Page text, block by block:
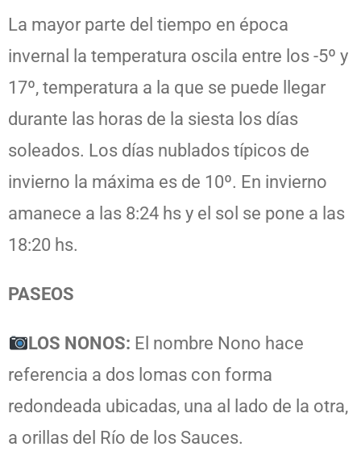
La mayor parte del tiempo en época
invernal la temperatura oscila entre los -5º y
17º, temperatura a la que se puede llegar
durante las horas de la siesta los días
soleados. Los días nublados típicos de
invierno la máxima es de 10º. En invierno
amanece a las 8:24 hs y el sol se pone a las
18:20 hs.
PASEOS
LOS NONOS: El nombre Nono hace
referencia a dos lomas con forma
redondeada ubicadas, una al lado de la otra,
a orillas del Río de los Sauces.